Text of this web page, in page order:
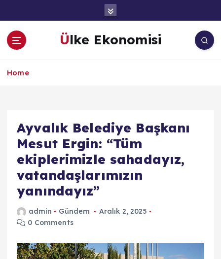
a
Ülke Ekonomisi
Home
Ayvalık Belediye Başkanı
Mesut Ergin: “Tüm
ekiplerimizle sahadayız,
vatandaşlarımızın
yanındayız”
admin Gündem
Aralık 2, 2025
0 Comments